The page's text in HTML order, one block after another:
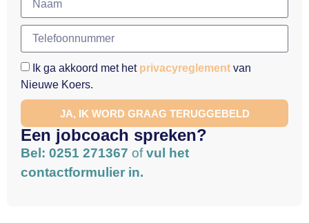
Ik ga akkoord met het privacyreglement van
Nieuwe Koers.
JA, IK WORD GRAAG TERUGGEBELD
Een jobcoach spreken?
Bel: 0251 271367 ofvul het
contactformulier in.